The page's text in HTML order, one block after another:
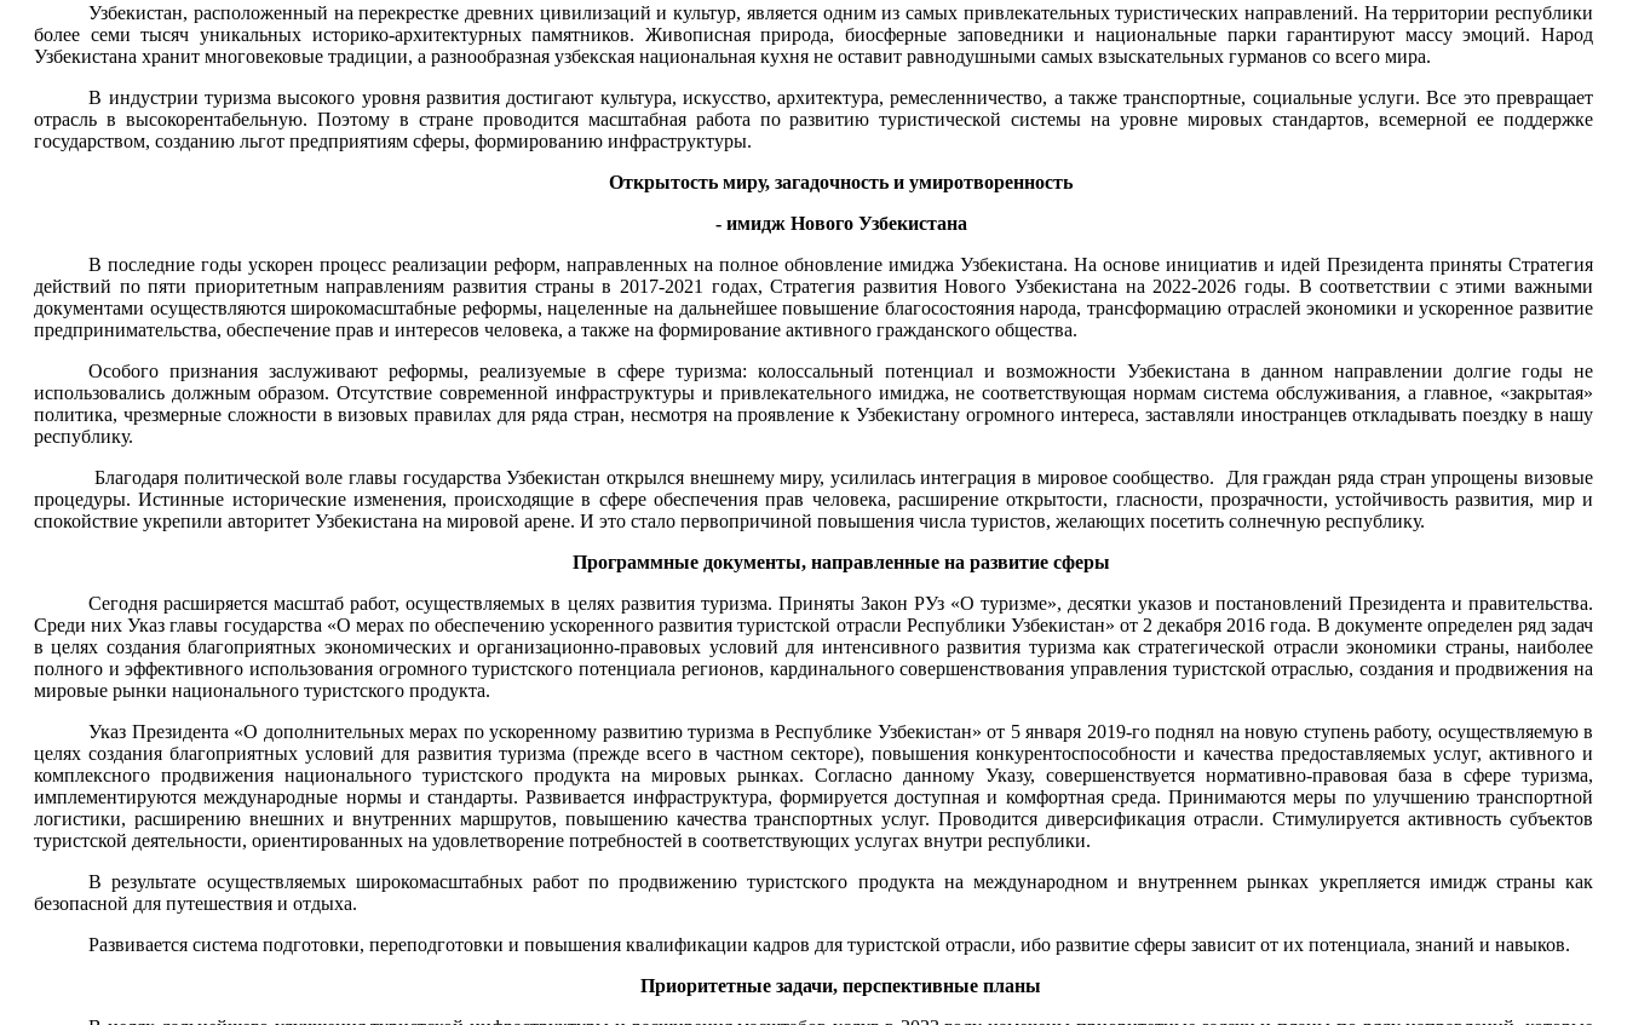
Узбекистан, расположенный на перекрестке древних цивилизаций и культур, является одним из самых привлекательных туристических направлений. На территории республики
более семи тысяч уникальных историко-архитектурных памятников. Живописная природа, биосферные заповедники и национальные парки гарантируют массу эмоций. Народ
Узбекистана хранит многовековые традиции, а разнообразная узбекская национальная кухня не оставит равнодушными самых взыскательных гурманов со всего мира.
В индустрии туризма высокого уровня развития достигают культура, искусство, архитектура, ремесленничество, а также транспортные, социальные услуги. Все это превращает
отрасль в высокорентабельную. Поэтому в стране проводится масштабная работа по развитию туристической системы на уровне мировых стандартов, всемерной ее поддержке
государством, созданию льгот предприятиям сферы, формированию инфраструктуры.
Открытость миру, загадочность и умиротворенность
- имидж Нового Узбекистана
В последние годы ускорен процесс реализации реформ, направленных на полное обновление имиджа Узбекистана. На основе инициатив и идей Президента приняты Стратегия
действий по пяти приоритетным направлениям развития страны в 2017-2021 годах, Стратегия развития Нового Узбекистана на 2022-2026 годы. В соответствии с этими важными
документами осуществляются широкомасштабные реформы, нацеленные на дальнейшее повышение благосостояния народа, трансформацию отраслей экономики и ускоренное развитие
предпринимательства, обеспечение прав и интересов человека, а также на формирование активного гражданского общества.
Особого признания заслуживают реформы, реализуемые в сфере туризма: колоссальный потенциал и возможности Узбекистана в данном направлении долгие годы не
использовались должным образом. Отсутствие современной инфраструктуры и привлекательного имиджа, не соответствующая нормам система обслуживания, а главное, «закрытая»
политика, чрезмерные сложности в визовых правилах для ряда стран, несмотря на проявление к Узбекистану огромного интереса, заставляли иностранцев откладывать поездку в нашу
республику.
Благодаря политической воле главы государства Узбекистан открылся внешнему миру, усилилась интеграция в мировое сообщество. Для граждан ряда стран упрощены визовые
процедуры. Истинные исторические изменения, происходящие в сфере обеспечения прав человека, расширение открытости, гласности, прозрачности, устойчивость развития, мир и
спокойствие укрепили авторитет Узбекистана на мировой арене. И это стало первопричиной повышения числа туристов, желающих посетить солнечную республику.
Программные документы, направленные на развитие сферы
Сегодня расширяется масштаб работ, осуществляемых в целях развития туризма. Приняты Закон РУз «О туризме», десятки указов и постановлений Президента и правительства.
Среди них Указ главы государства «О мерах по обеспечению ускоренного развития туристской отрасли Республики Узбекистан» от 2 декабря 2016 года. В документе определен ряд задач
в целях создания благоприятных экономических и организационно-правовых условий для интенсивного развития туризма как стратегической отрасли экономики страны, наиболее
полного и эффективного использования огромного туристского потенциала регионов, кардинального совершенствования управления туристской отраслью, создания и продвижения на
мировые рынки национального туристского продукта.
Указ Президента «О дополнительных мерах по ускоренному развитию туризма в Республике Узбекистан» от 5 января 2019-го поднял на новую ступень работу, осуществляемую в
целях создания благоприятных условий для развития туризма (прежде всего в частном секторе), повышения конкурентоспособности и качества предоставляемых услуг, активного и
комплексного продвижения национального туристского продукта на мировых рынках. Согласно данному Указу, совершенствуется нормативно-правовая база в сфере туризма,
имплементируются международные нормы и стандарты. Развивается инфраструктура, формируется доступная и комфортная среда. Принимаются меры по улучшению транспортной
логистики, расширению внешних и внутренних маршрутов, повышению качества транспортных услуг. Проводится диверсификация отрасли. Стимулируется активность субъектов
туристской деятельности, ориентированных на удовлетворение потребностей в соответствующих услугах внутри республики.
В результате осуществляемых широкомасштабных работ по продвижению туристского продукта на международном и внутреннем рынках укрепляется имидж страны как
безопасной для путешествия и отдыха.
Развивается система подготовки, переподготовки и повышения квалификации кадров для туристской отрасли, ибо развитие сферы зависит от их потенциала, знаний и навыков.
Приоритетные задачи, перспективные планы